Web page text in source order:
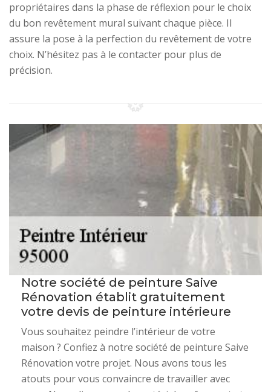
propriétaires dans la phase de réflexion pour le choix
du bon revêtement mural suivant chaque pièce. Il
assure la pose à la perfection du revêtement de votre
choix. N’hésitez pas à le contacter pour plus de
précision.
Notre société de peinture Saive
Rénovation établit gratuitement
votre devis de peinture intérieure
Vous souhaitez peindre l’intérieur de votre
maison ? Confiez à notre société de peinture Saive
Rénovation votre projet. Nous avons tous les
atouts pour vous convaincre de travailler avec